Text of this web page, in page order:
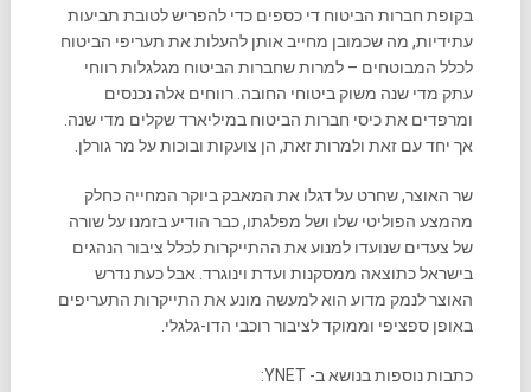
בקופת חברות הביטוח די כספים כדי להפריש לטובת תביעות
עתידיות, מה שכמובן מחייב אותן להעלות את תעריפי הביטוח
לכלל המבוטחים – למרות שחברות הביטוח מגלגלות רווחי
עתק מדי שנה משוק ביטוחי החובה. רווחים אלה נכנסים
ומרפדים את כיסי חברות הביטוח במיליארד שקלים מדי שנה.
אך יחד עם זאת ולמרות זאת, הן צועקות ובוכות על מר גורלן.
שר האוצר, שחרט על דגלו את המאבק ביוקר המחייה כחלק
מהמצע הפוליטי שלו ושל מפלגתו, כבר הודיע בזמנו על שורה
של צעדים שנועדו למנוע את ההתייקרות לכלל ציבור הנהגים
בישראל כתוצאה ממסקנות ועדת וינוגרד. אבל כעת נדרש
האוצר לנמק מדוע הוא למעשה מונע את התייקרות התעריפים
באופן ספציפי וממוקד לציבור רוכבי הדו-גלגלי.
כתבות נוספות בנושא ב- YNET: